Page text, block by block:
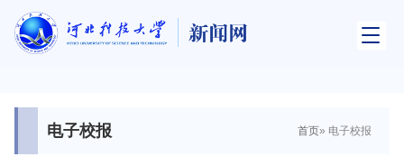
电子校报 首页» 电子校报